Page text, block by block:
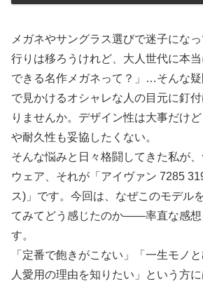
メガネやサングラス選びで迷子にな
行りは移ろうけれど、大人世代に本
できる名作メガネって？」…そんな
で見かけるオシャレな人の目元に釘
りませんか。デザイン性は大事だけ
や耐久性も妥協したくない。
そんな悩みと日々格闘してきた私が
ウェア、それが「アイヴァン 7285
ス)」です。今回は、なぜこのモデル
てみてどう感じたのか――率直な感想
す。
「定番で飽きがこない」「一生モノ
人愛用の理由を知りたい」という方